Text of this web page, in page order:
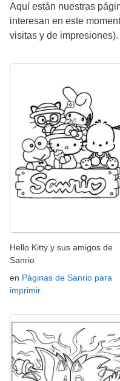
Aquí están nuestras
interesan en este
visitas y de impresiones).
Hello Kitty y sus amigos de
Sanrio
en Páginas de Sanrio para
imprimir